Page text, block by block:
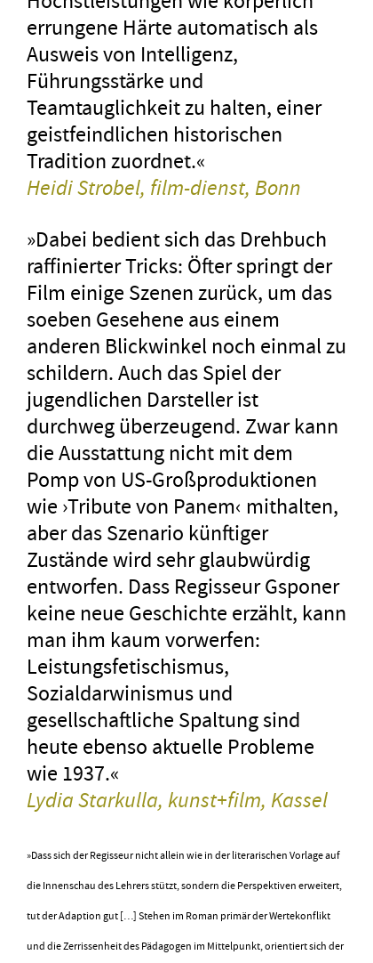
errungene Härte automatisch als
Ausweis von Intelligenz,
Führungsstärke und
Teamtauglichkeit zu halten, einer
geistfeindlichen historischen
Tradition zuordnet.«
Heidi Strobel, film-dienst, Bonn
»Dabei bedient sich das Drehbuch
raffinierter Tricks: Öfter springt der
Film einige Szenen zurück, um das
soeben Gesehene aus einem
anderen Blickwinkel noch einmal zu
schildern. Auch das Spiel der
jugendlichen Darsteller ist
durchweg überzeugend. Zwar kann
die Ausstattung nicht mit dem
Pomp von US-Großproduktionen
wie ›Tribute von Panem‹ mithalten,
aber das Szenario künftiger
Zustände wird sehr glaubwürdig
entworfen. Dass Regisseur Gsponer
keine neue Geschichte erzählt, kann
man ihm kaum vorwerfen:
Leistungsfetischismus,
Sozialdarwinismus und
gesellschaftliche Spaltung sind
heute ebenso aktuelle Probleme
wie 1937.«
Lydia Starkulla, kunst+film, Kassel
»Dass sich der Regisseur nicht allein wie in der literarischen Vorlage auf
die Innenschau des Lehrers stützt, sondern die Perspektiven erweitert,
tut der Adaption gut […] Stehen im Roman primär der Wertekonflikt
und die Zerrissenheit des Pädagogen im Mittelpunkt, orientiert sich der